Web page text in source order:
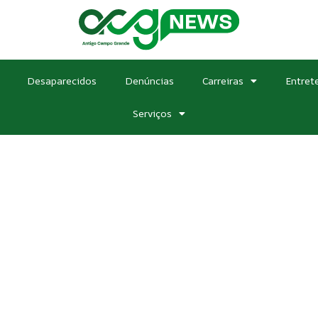
Desaparecidos Denúncias Carreiras
Serviços